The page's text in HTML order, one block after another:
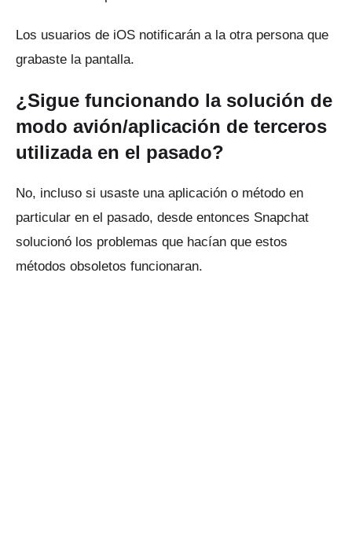
Los usuarios de iOS notificarán a la otra persona que
grabaste la pantalla.
¿Sigue funcionando la solución de
modo avión/aplicación de terceros
utilizada en el pasado?
No, incluso si usaste una aplicación o método en
particular en el pasado, desde entonces Snapchat
solucionó los problemas que hacían que estos
métodos obsoletos funcionaran.